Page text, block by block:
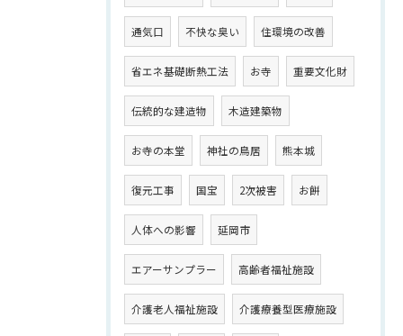
通気口 不快な臭い 住環境の改善
省エネ基礎断熱工法 お寺 重要文化財
伝統的な建造物 木造建築物
お寺の本堂 神社の鳥居 熊本城
復元工事 国宝 2次被害 お餅
人体への影響 延岡市
エアーサンプラー 高齢者福祉施設
介護老人福祉施設 介護療養型医療施設